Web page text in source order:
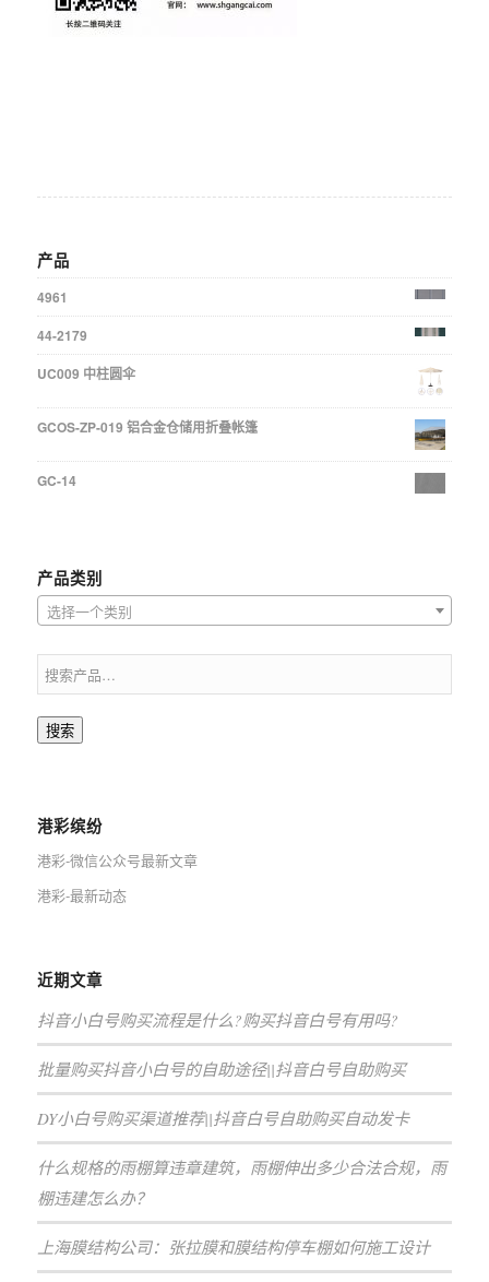
产品
4961
44-2179
UC009 中柱圆伞
GCOS-ZP-019 铝合金仓储用折叠帐篷
GC-14
产品类别
选择一个类别
搜索
港彩缤纷
港彩-微信公众号最新文章
港彩-最新动态
近期文章
抖音小白号购买流程是什么?购买抖音白号有用吗?
批量购买抖音小白号的自助途径||抖音白号自助购买
DY小白号购买渠道推荐||抖音白号自助购买自动发卡
什么规格的雨棚算违章建筑，雨棚伸出多少合法合规，雨
棚违建怎么办？
上海膜结构公司：张拉膜和膜结构停车棚如何施工设计